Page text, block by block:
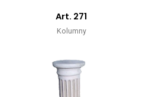
Art. 271
Kolumny